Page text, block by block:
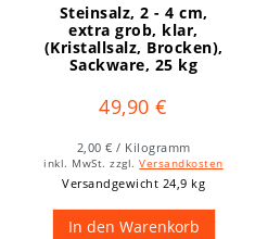
Steinsalz, 2 - 4 cm,
extra grob, klar,
(Kristallsalz, Brocken),
Sackware, 25 kg
49,90 €
2,00 € / Kilogramm
inkl. MwSt. zzgl.Versandkosten
Versandgewicht 24,9 kg
In den Warenkorb